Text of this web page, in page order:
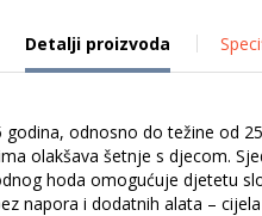
Detalji proizvoda
odnosno do težine od
olakšava šetnje s djecom.
hoda omogućuje djetetu
napora i dodatnih alata –